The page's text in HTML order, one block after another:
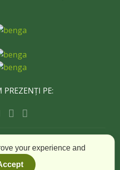
PE:
your experience and